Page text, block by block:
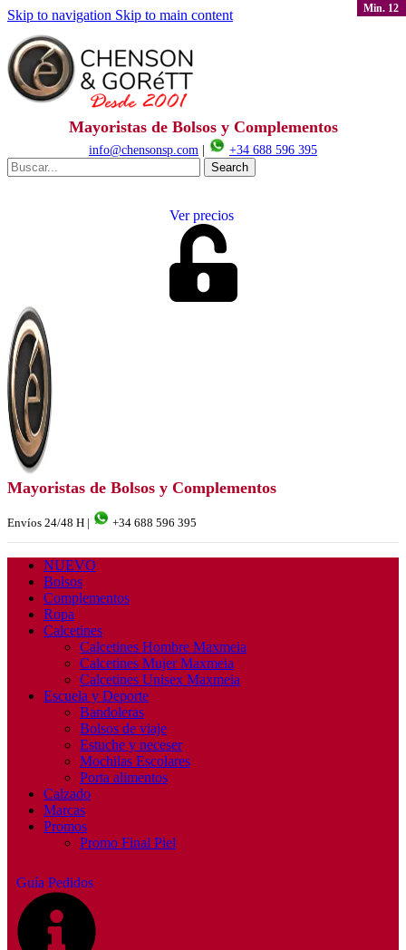
Skip to navigation Skip to main content
Mayoristas de Bolsos y Complementos
info@chensonsp.com
+34 688 596 395
Search
Ver precios
Mayoristas de Bolsos y Complementos
Envíos 24/48 H | +34 688 596 395
NUEVO
Bolsos
Complementos
Ropa
Calcetines
Calcetines Hombre Maxmeia
Calcetines Mujer Maxmeia
Calcetines Unisex Maxmeia
Escuela y Deporte
Bandoleras
Bolsos de viaje
Estuche y neceser
Mochilas Escolares
Porta alimentos
Calzado
Marcas
Promos
Promo Final Piel
Guía Pedidos
Min. 12
Min. 12
Min. 12
Min. 12
Min. 12
Min. 12
Min. 12
Min. 12
Min. 12
Min. 12
Min. 12
Min. 12
Min. 12
Min. 12